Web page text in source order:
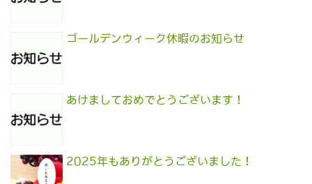
ゴールデンウィーク休暇のお知らせ
あけましておめでとうございます！
2025年もありがとうございました！